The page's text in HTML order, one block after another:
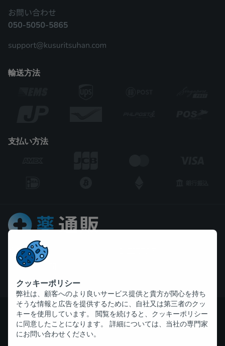
輸送方法
支払い方法
会社概要
よくある質問
お問い合わせ
著作権 © 2026 kusuritsuhan.com 全ての権利を留保している
クッキーポリシー
弊社は、顧客へのより良いサービス提供と貴方が関心を持ち
そうな情報と広告を提供するために、自社又は第三者のクッ
キーを使用しています。 閲覧を続けると、クッキーポリシー
に同意したことになります。 詳細については、当社の専門家
にお問い合わせください。